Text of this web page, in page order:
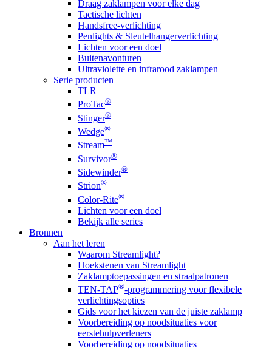
Draag zaklampen voor elke dag
Tactische lichten
Handsfree-verlichting
Penlights & Sleutelhangerverlichting
Lichten voor een doel
Buitenavonturen
Ultraviolette en infrarood zaklampen
Serie producten
TLR
ProTac®
Stinger®
Wedge®
Stream™
Survivor®
Sidewinder®
Strion®
Color-Rite®
Lichten voor een doel
Bekijk alle series
Bronnen
Aan het leren
Waarom Streamlight?
Hoekstenen van Streamlight
Zaklamptoepassingen en straalpatronen
TEN-TAP®-programmering voor flexibele
verlichtingsopties
Gids voor het kiezen van de juiste zaklamp
Voorbereiding op noodsituaties voor
eerstehulpverleners
Voorbereiding op noodsituaties